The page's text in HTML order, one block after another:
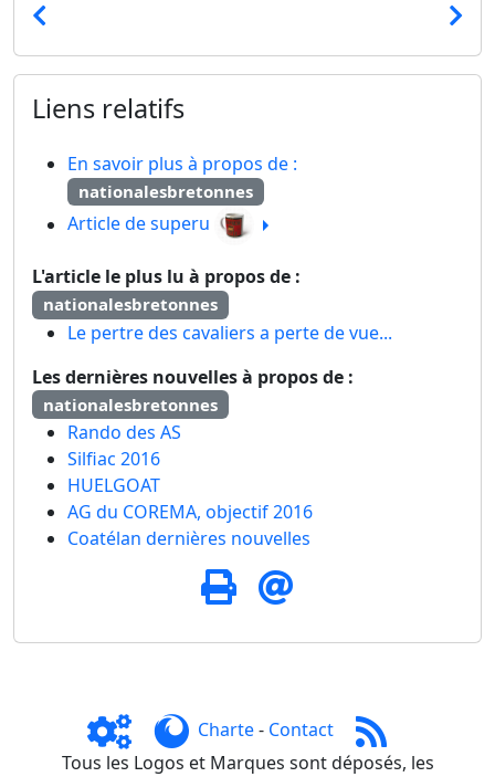
Liens relatifs
En savoir plus à propos de :
nationalesbretonnes
Article de superu
L'article le plus lu à propos de :
nationalesbretonnes
Le pertre des cavaliers a perte de vue...
Les dernières nouvelles à propos de :
nationalesbretonnes
Rando des AS
Silfiac 2016
HUELGOAT
AG du COREMA, objectif 2016
Coatélan dernières nouvelles
Charte- Contact
Tous les Logos et Marques sont déposés, les